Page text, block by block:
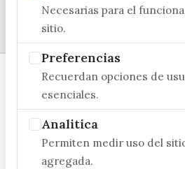
Necesarias para el
sitio.
Preferencias
Recuerdan opciones de
esenciales.
Analitica
Permiten medir uso del
agregada.